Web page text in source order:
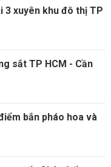
3 xuyên khu đô thị TP
sắt TP HCM - Cần
bắn pháo hoa và